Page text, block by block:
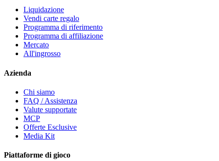
Liquidazione
Vendi carte regalo
Programma di riferimento
Programma di affiliazione
Mercato
All'ingrosso
Azienda
Chi siamo
FAQ / Assistenza
Valute supportate
MCP
Offerte Esclusive
Media Kit
Piattaforme di gioco